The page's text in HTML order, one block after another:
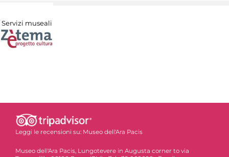
Servizi museali
Leggi le recensioni su: Museo dell'Ara Pacis
Museo dell'Ara Pacis, Lungotevere in Augusta corner to via